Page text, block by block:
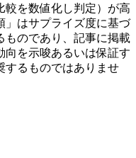
較を数値化し判定）が高
」はサプライズ度に基づ
ものであり、記事に掲載
向を示唆あるいは保証す
するものではありませ